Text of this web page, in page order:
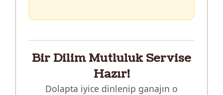
Bir Dilim Mutluluk Servise
Hazır!
Dolapta iyice dinlenip ganajın o